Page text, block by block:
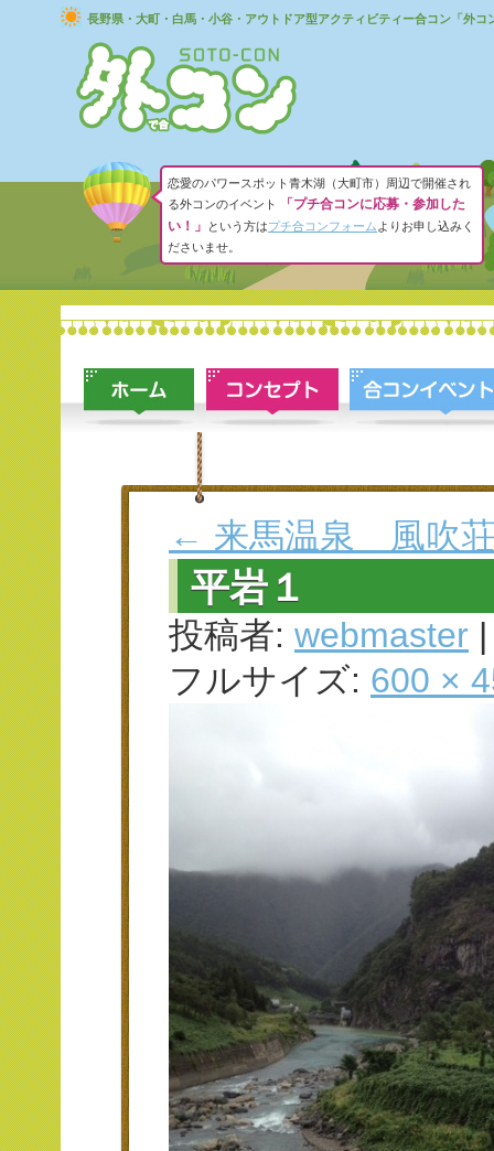
長野県・大町・白馬・小谷・アウトドア型アクティビティー合コン「外コ
恋愛のパワースポット青木湖（大町市）周辺で開催され
る外コンのイベント
「プチ合コンに応募・参加した
い！」
という方はプチ合コンフォーム よりお申し込みく
ださいませ。
← 来馬温泉 風吹
平岩１
投稿者: webmaster |
フルサイズ: 600 ×